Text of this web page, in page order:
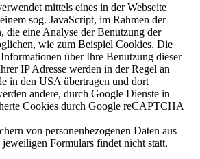
mittels eines in der Webseite
sog. JavaScript, im Rahmen der
die eine Analyse der Benutzung der
wie zum Beispiel Cookies. Die
über Ihre Benutzung dieser
IP Adresse werden in der Regel an
in den USA übertragen und dort
andere, durch Google Dienste in
Cookies durch Google reCAPTCHA
von personenbezogenen Daten aus
Formulars findet nicht statt.